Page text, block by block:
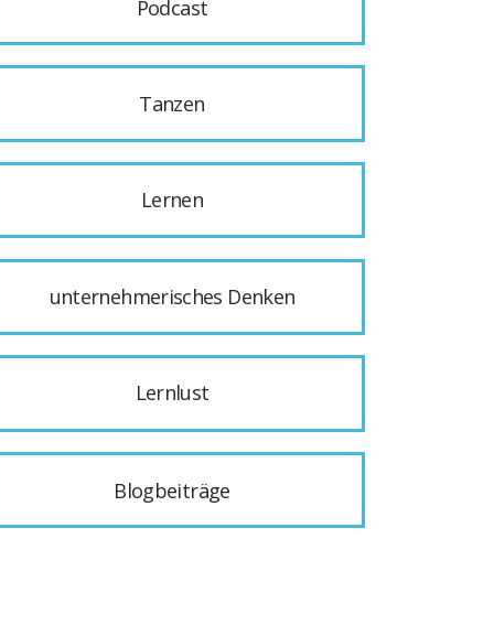
Podcast
Tanzen
Lernen
unternehmerisches Denken
Lernlust
Blogbeiträge